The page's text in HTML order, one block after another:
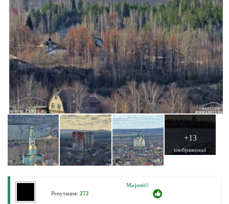
+13
изображений
Majesti©
Репутация:272